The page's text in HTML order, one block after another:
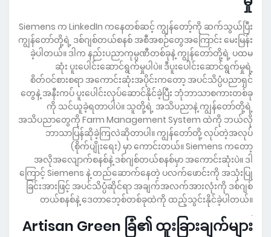
Siemens က LinkedIn ကနေတစ်ဆင့် ကျွန်တော့်ကို ဆက်သွယ်ပြီး
ကျွန်တော်တို့ရဲ့ ဒစ်ဂျစ်တယ်စနစ် အစီအစဉ်တွေအကြောင်း မေးမြန်း
ခဲ့ပါတယ်။ ဒါက နည်းပညာကုမ္ပဏီတစ်ခုနဲ့ ကျွန်တော်တို့ရဲ့ ပထမ
ဆုံး ပူးပေါင်းဆောင်ရွက်မှုပါပဲ။ ဒီပူးပေါင်းဆောင်ရွက်မှုရဲ့
စိတ်ဝင်စားစရာ အကောင်းဆုံးအပိုင်းကတော့ အပင်သိပ္ပံပညာရှင်
တွေနဲ့ အနီးကပ် ပူးပေါင်းလုပ်ဆောင်နိုင်ခဲ့ပြီး ဘုံဘာသာစကားတစ်ခု
ကို သင်ယူခဲ့ရတာပါပဲ။ သူတို့ရဲ့ အသိပညာနဲ့ ကျွန်တော်တို့ရဲ့
အသိပညာတွေကို Farm Management System ထဲကို ဘယ်လို
ဘာသာပြန်ဆိုခဲ့ကြလဲဆိုတာပါ။ ကျွန်တော်တို့ လုပ်တဲ့အလုပ်
(စိုက်ပျိုးရေး) မှာ ကောင်းတယ်။ Siemens ကတော့
အလိုအလျောက်စနစ်နဲ့ ဒစ်ဂျစ်တယ်စနစ်မှာ အကောင်းဆုံးပဲ။ ဒါ
ကြောင့် Siemens နဲ့ တည်ဆောက်နေတဲ့ ပလက်ဖောင်းကို အသုံးပြု
ခြင်းအားဖြင့် အပင်သိပ္ပံဆိုင်ရာ အချက်အလက်အားလုံးကို ဒစ်ဂျစ်
တယ်စနစ်နဲ့ ဒေတာဘေ့စ်တစ်ခုထဲကို ထည့်သွင်းနိုင်ခဲ့ပါတယ်။
.
Artisan Green ခြံ၏ ထူးခြားချက်များ